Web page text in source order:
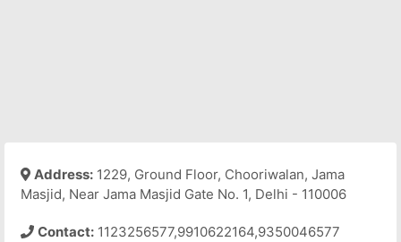
Address: 1229, Ground Floor, Chooriwalan, Jama
Masjid, Near Jama Masjid Gate No. 1, Delhi - 110006
Contact: 1123256577,9910622164,9350046577